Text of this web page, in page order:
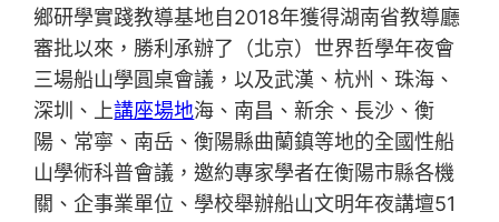
鄉研學實踐教導基地自2018年獲得湖南省教導廳
審批以來，勝利承辦了（北京）世界哲學年夜會
三場船山學圓桌會議，以及武漢、杭州、珠海、
深圳、上講座場地海、南昌、新余、長沙、衡
陽、常寧、南岳、衡陽縣曲蘭鎮等地的全國性船
山學術科普會議，邀約專家學者在衡陽市縣各機
關、企事業單位、學校舉辦船山文明年夜講壇51